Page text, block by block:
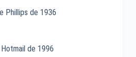
Phillips de 1936
de 1996